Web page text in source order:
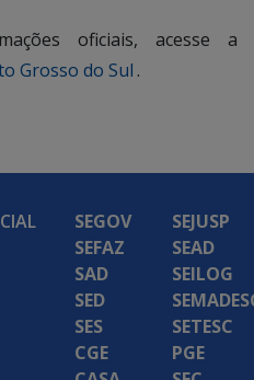
oficiais, acesse a
Grosso do Sul .
SEGOV
SEFAZ
SAD
SED
SES
CGE
SEJUSP
SEAD
SEILOG
SETESC
PGE